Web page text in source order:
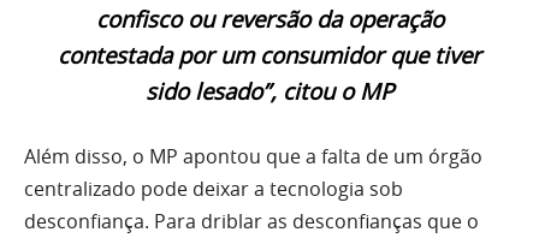
confisco ou reversão da operação
contestada por um consumidor que tiver
sido lesado”, citou o MP
Além disso, o MP apontou que a falta de um órgão
centralizado pode deixar a tecnologia sob
desconfiança. Para driblar as desconfianças que o